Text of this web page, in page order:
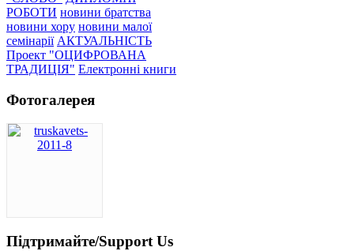
РОБОТИ новини братства
новини хору новини малої
семінарії АКТУАЛЬНІСТЬ
Проект "ОЦИФРОВАНА
ТРАДИЦІЯ" Електронні книги
Фотогалерея
Підтримайте/Support Us